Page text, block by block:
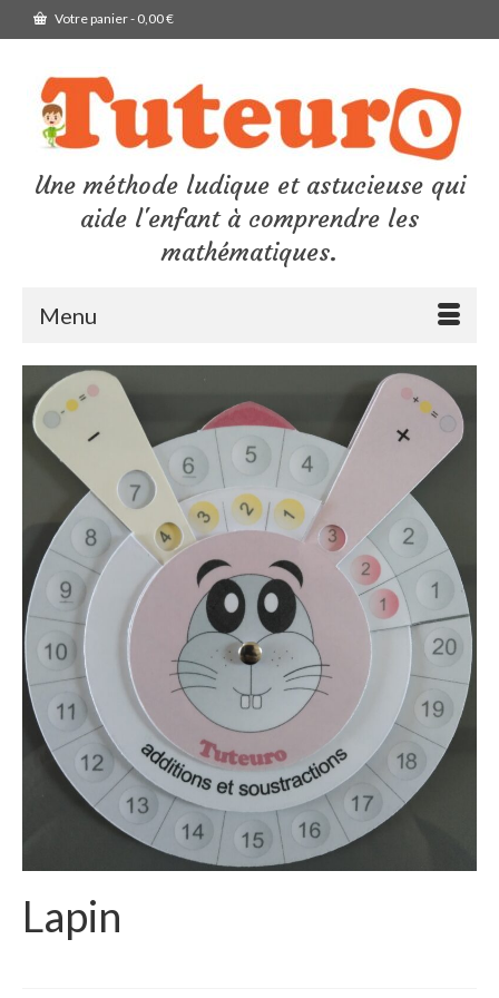
Votre panier- 0,00€
Une méthode ludique et astucieuse qui
aide l'enfant à comprendre les
mathématiques.
Menu
Lapin